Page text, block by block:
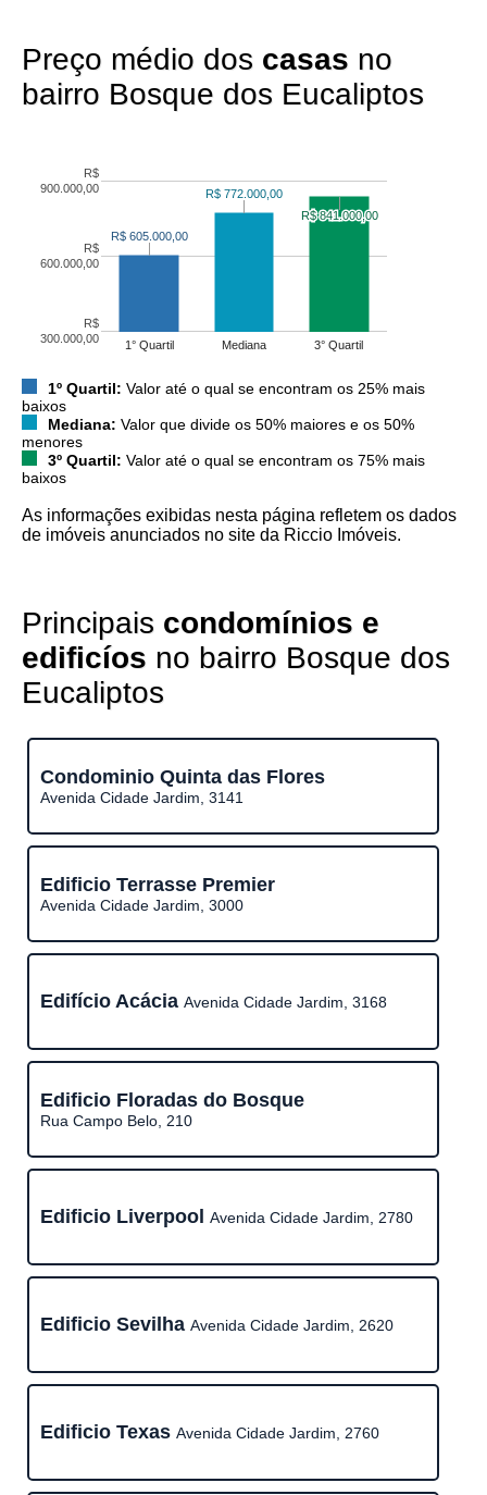
Preço médio dos casas no
bairro Bosque dos Eucaliptos
1° Quartil Mediana 3° Quartil
R$
300.000,00
R$
600.000,00
R$
900.000,00
R$ 605.000,00
R$ 605.000,00
R$ 772.000,00
R$ 772.000,00
R$ 841.000,00
R$ 841.000,00
1º Quartil: Valor até o qual se encontram os 25% mais
baixos
Mediana: Valor que divide os 50% maiores e os 50%
menores
3º Quartil: Valor até o qual se encontram os 75% mais
baixos
As informações exibidas nesta página refletem os dados
de imóveis anunciados no site da Riccio Imóveis.
Principais condomínios e
edificíos no bairro Bosque dos
Eucaliptos
Condominio Quinta das Flores
Avenida Cidade Jardim, 3141
Edificio Terrasse Premier
Avenida Cidade Jardim, 3000
Edifício Acácia Avenida Cidade Jardim, 3168
Edificio Floradas do Bosque
Rua Campo Belo, 210
Edificio Liverpool Avenida Cidade Jardim, 2780
Edificio Sevilha Avenida Cidade Jardim, 2620
Edificio Texas Avenida Cidade Jardim, 2760